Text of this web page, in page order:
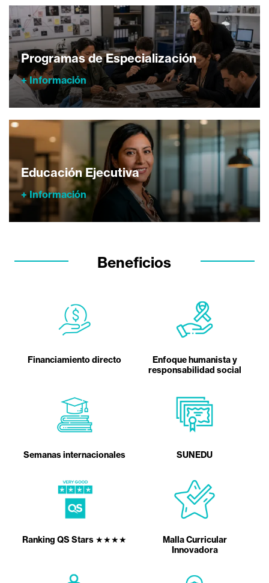
Programas de Especialización
+ Información
Educación Ejecutiva
+ Información
Beneficios
Financiamiento directo
Enfoque humanista y
responsabilidad social
Semanas internacionales SUNEDU
Ranking QS Stars ★★★★
Malla Curricular
Innovadora